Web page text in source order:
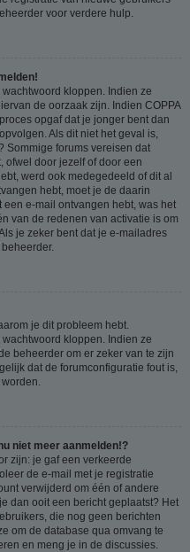
voor verdere hulp.
kloppen. Indien ze
de oorzaak zijn. Indien COPPA
opgaf dat je jonger bent dan
Als dit niet het geval is,
Sommige forums vereisen dat
ofwel door jezelf of door een
werd ook medegedeeld of dit al
hebt, moet je de daarin
e-mail ontvangen hebt, was het
van de redenen van activatie is om
je zeker bent dat je e-mailadres
je dit probleem hebt.
kloppen. Indien ze
beheerder om er zeker van te zijn
dat de forumconfiguratie fout is,
niet meer aanmelden!?
zijn: je gaf een verkeerde
de e-mail met je registratie
verwijderd om één of andere
dan ooit een bericht geplaatst? Het
die nog geen berichten
om de database qua omvang te
en meng je in de discussies.